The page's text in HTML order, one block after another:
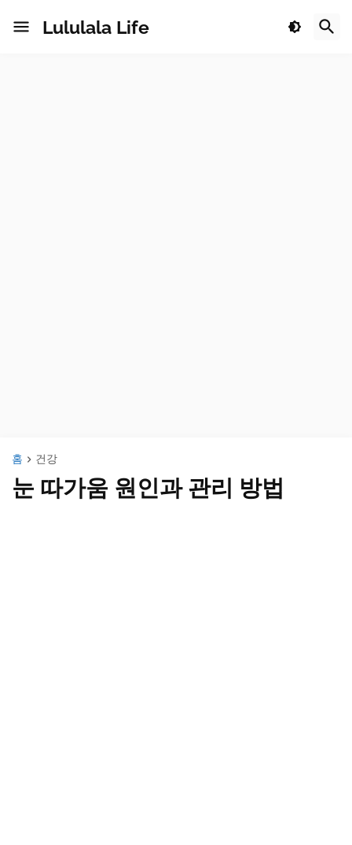
Lululala Life
홈 건강
눈 따가움 원인과 관리 방법